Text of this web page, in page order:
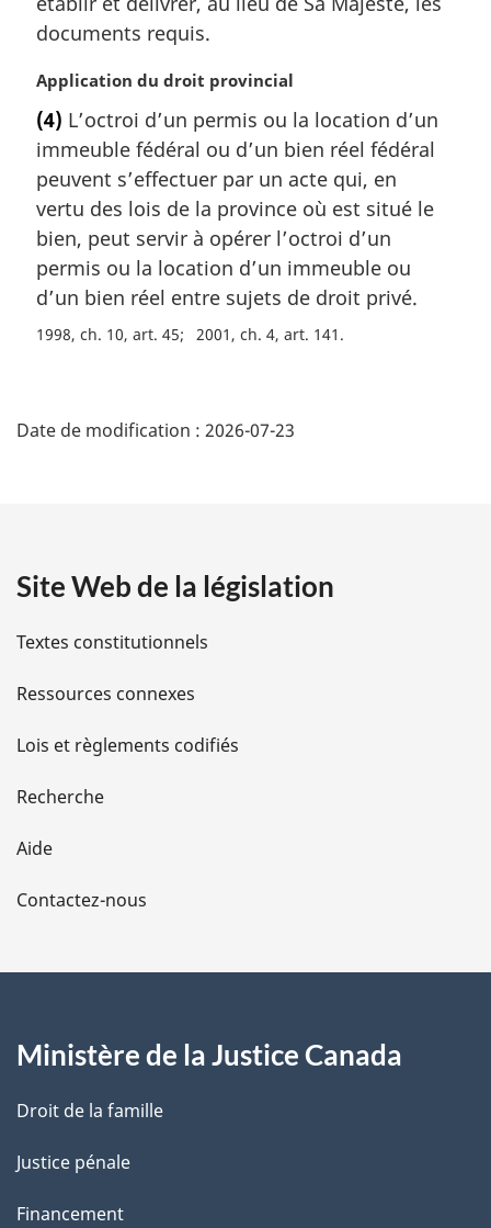
g
n
a
l
e
:
documents requis.
N
t
e
m
a
g
i
n
l
Application du droit provincial
(4) L’octroi d’un permis ou la location d’un
immeuble fédéral ou d’un bien réel fédéral
peuvent s’effectuer par un acte qui, en
vertu des lois de la province où est situé le
bien, peut servir à opérer l’octroi d’un
permis ou la location d’un immeuble ou
d’un bien réel entre sujets de droit privé.
1998, ch. 10, art. 45 2001, ch. 4, art. 141
é
i
l
s
d
e
l
a
e
Date de modification : 2026-07-23
Site Web de la législation
Textes constitutionnels
Ressources connexes
Lois et règlements codifiés
Recherche
Aide
Contactez-nous
Ministère de la Justice Canada
Droit de la famille
Justice pénale
Financement